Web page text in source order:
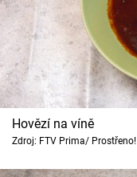
Hovězí na víně
Zdroj: FTV Prima/ Prostřeno!